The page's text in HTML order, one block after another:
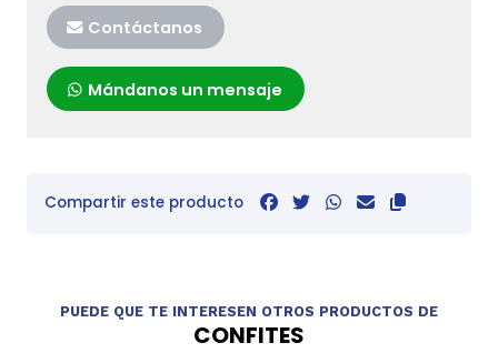
Contáctanos
Mándanos un mensaje
Compartir este producto
PUEDE QUE TE INTERESEN OTROS PRODUCTOS DE
CONFITES